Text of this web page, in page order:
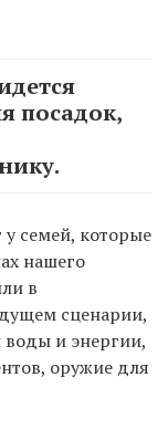
посадок,
семей, которые
нашего
в
сценарии,
воды и энергии,
оружие для